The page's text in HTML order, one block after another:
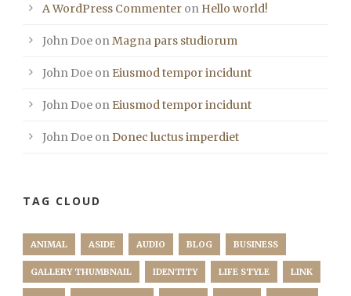
A WordPress Commenter on Hello world!
John Doe onMagna pars studiorum
John Doe on Eiusmod tempor incidunt
John Doe on Eiusmod tempor incidunt
John Doe onDonec luctus imperdiet
TAG CLOUD
ANIMAL ASIDE AUDIO BLOG BUSINESS
GALLERY THUMBNAIL IDENTITY LIFE STYLE LINK